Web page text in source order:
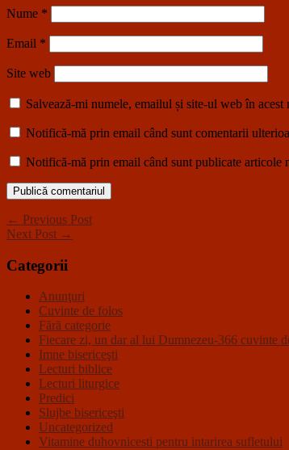
Nume *
Email *
Site web
Salvează-mi numele, emailul și site-ul web în
Notifică-mă prin email când sunt comentarii
Notifică-mă prin email când sunt publicate articole
← Previous Post
Next Post →
Categorii
Anunţuri
Cuvinte de folos
Fără categorie
Fiecare zi, un dar al lui Dumnezeu-366 cuvinte
Imne bisericeşti
Lecturi biblice
Lecturi liturgice
Predici
Slujbe bisericeşti
Uncategorized
Vitamine duhovnicesti pentru intarirea sufletului